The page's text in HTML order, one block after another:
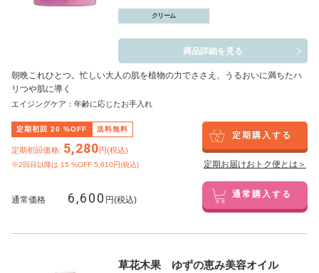
クリーム
商品詳細を見る
朝晩これひとつ。忙しい大人の肌を植物の力でささえ、うるおいに満ちたハ
リつや肌に導く
エイジングケア：年齢に応じたお手入れ
定期初回 20 %OFF 送料無料
定期初回価格: 5,280円(税込)
※2回目以降は 15 %OFF 5,610円(税込)
定期購入する
定期お届けおトク便とは＞
通常価格 6,600 円(税込) 通常購入する
草花木果 ゆずの恵み美容オイル